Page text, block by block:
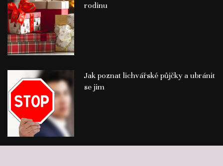
rodinu
Jak poznat lichvářské půjčky a ubránit
se jim